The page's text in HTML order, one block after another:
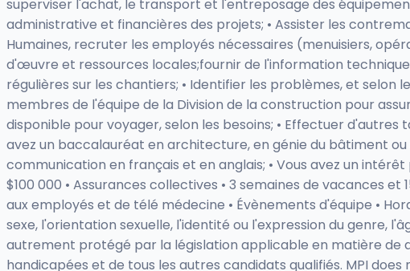
superviser l'achat, le transport et l'entreposage des
administrative et financières des projets; • Assister les
Humaines, recruter les employés nécessaires (menuisiers,
d'œuvre et ressources locales;fournir de l'information
régulières sur les chantiers; • Identifier les problèmes, et selon
membres de l'équipe de la Division de la construction pour
disponible pour voyager, selon les besoins; • Effectuer
avez un baccalauréat en architecture, en génie du bâtiment ou
communication en français et en anglais; • Vous avez un
$100 000 • Assurances collectives • 3 semaines de vacances
aux employés et de télé médecine • Évènements d'équipe •
sexe, l'orientation sexuelle, l'identité ou l'expression du genre,
autrement protégé par la législation applicable en matière de
handicapées et de tous les autres candidats qualifiés. MPI